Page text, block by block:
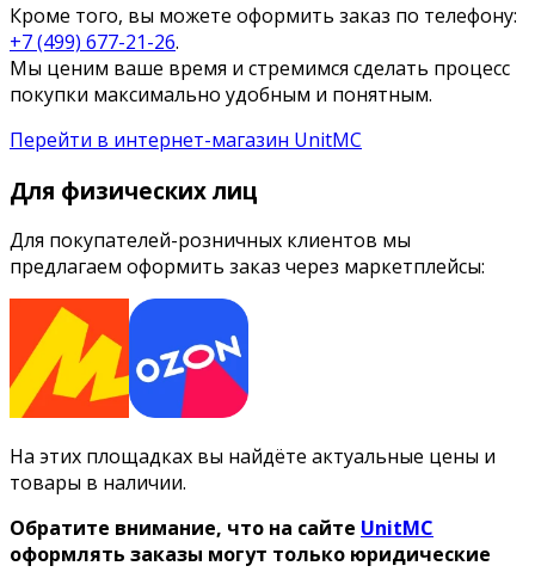
Кроме того, вы можете оформить заказ по телефону:
+7 (499) 677-21-26.
Мы ценим ваше время и стремимся сделать процесс
покупки максимально удобным и понятным.
Перейти в интернет-магазин UnitMC
Для физических лиц
Для покупателей-розничных клиентов мы
предлагаем оформить заказ через маркетплейсы:
На этих площадках вы найдёте актуальные цены и
товары в наличии.
Обратите внимание, что на сайте UnitMC
оформлять заказы могут только юридические